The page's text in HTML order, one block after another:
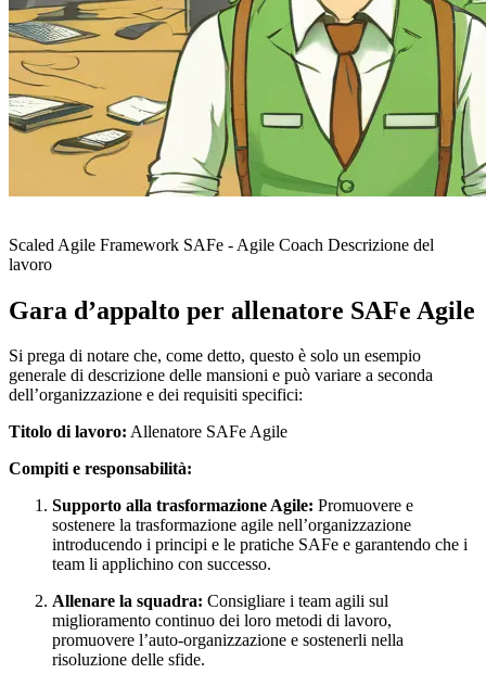
Scaled Agile Framework SAFe - Agile Coach Descrizione del
lavoro
Gara d’appalto per allenatore SAFe Agile
Si prega di notare che, come detto, questo è solo un esempio
generale di descrizione delle mansioni e può variare a seconda
dell’organizzazione e dei requisiti specifici:
Titolo di lavoro: Allenatore SAFe Agile
Compiti e responsabilità:
Supporto alla trasformazione Agile: Promuovere e
sostenere la trasformazione agile nell’organizzazione
introducendo i principi e le pratiche SAFe e garantendo che i
team li applichino con successo.
Allenare la squadra: Consigliare i team agili sul
miglioramento continuo dei loro metodi di lavoro,
promuovere l’auto-organizzazione e sostenerli nella
risoluzione delle sfide.